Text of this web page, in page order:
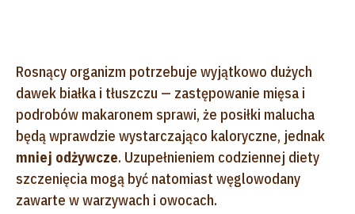
Rosnący organizm potrzebuje wyjątkowo dużych
dawek białka i tłuszczu — zastępowanie mięsa i
podrobów makaronem sprawi, że posiłki malucha
będą wprawdzie wystarczająco kaloryczne, jednak
mniej odżywcze. Uzupełnieniem codziennej diety
szczenięcia mogą być natomiast węglowodany
zawarte w warzywach i owocach.